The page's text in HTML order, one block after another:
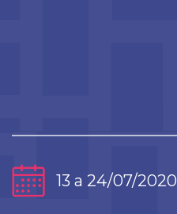
13 a 24/07/2020